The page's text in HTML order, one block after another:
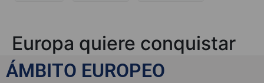
Europa quiere conquistar
su soberanía digital
ÁMBITO EUROPEO